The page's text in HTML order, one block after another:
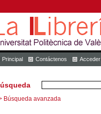
Principal Contáctenos Acceder
Búsqueda avanzada